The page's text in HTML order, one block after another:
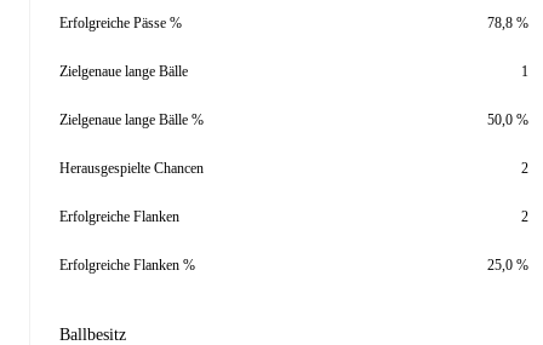
Erfolgreiche Pässe % 78,8 %
Zielgenaue lange Bälle 1
Zielgenaue lange Bälle % 50,0 %
Herausgespielte Chancen 2
Erfolgreiche Flanken 2
Erfolgreiche Flanken % 25,0 %
Ballbesitz